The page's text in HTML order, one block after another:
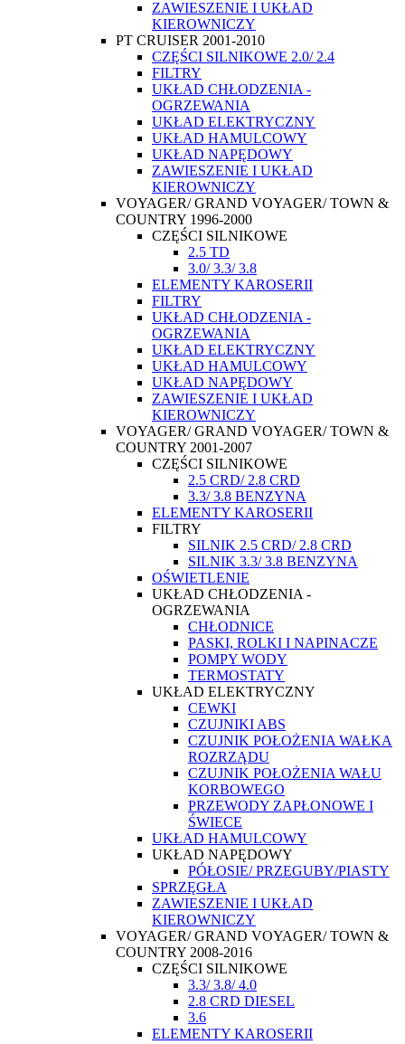
ZAWIESZENIE I UKŁAD
KIEROWNICZY
PT CRUISER 2001-2010
CZĘŚCI SILNIKOWE 2.0/ 2.4
FILTRY
UKŁAD CHŁODZENIA -
OGRZEWANIA
UKŁAD ELEKTRYCZNY
UKŁAD HAMULCOWY
UKŁAD NAPĘDOWY
ZAWIESZENIE I UKŁAD
KIEROWNICZY
VOYAGER/ GRAND VOYAGER/ TOWN &
COUNTRY 1996-2000
CZĘŚCI SILNIKOWE
2.5 TD
3.0/ 3.3/ 3.8
ELEMENTY KAROSERII
FILTRY
UKŁAD CHŁODZENIA -
OGRZEWANIA
UKŁAD ELEKTRYCZNY
UKŁAD HAMULCOWY
UKŁAD NAPĘDOWY
ZAWIESZENIE I UKŁAD
KIEROWNICZY
VOYAGER/ GRAND VOYAGER/ TOWN &
COUNTRY 2001-2007
CZĘŚCI SILNIKOWE
2.5 CRD/ 2.8 CRD
3.3/ 3.8 BENZYNA
ELEMENTY KAROSERII
FILTRY
SILNIK 2.5 CRD/ 2.8 CRD
SILNIK 3.3/ 3.8 BENZYNA
OŚWIETLENIE
UKŁAD CHŁODZENIA -
OGRZEWANIA
CHŁODNICE
PASKI, ROLKI I NAPINACZE
POMPY WODY
TERMOSTATY
UKŁAD ELEKTRYCZNY
CEWKI
CZUJNIKI ABS
CZUJNIK POŁOŻENIA WAŁKA
ROZRZĄDU
CZUJNIK POŁOŻENIA WAŁU
KORBOWEGO
PRZEWODY ZAPŁONOWE I
ŚWIECE
UKŁAD HAMULCOWY
UKŁAD NAPĘDOWY
PÓŁOSIE/ PRZEGUBY/PIASTY
SPRZĘGŁA
ZAWIESZENIE I UKŁAD
KIEROWNICZY
VOYAGER/ GRAND VOYAGER/ TOWN &
COUNTRY 2008-2016
CZĘŚCI SILNIKOWE
3.3/ 3.8/ 4.0
2.8 CRD DIESEL
3.6
ELEMENTY KAROSERII